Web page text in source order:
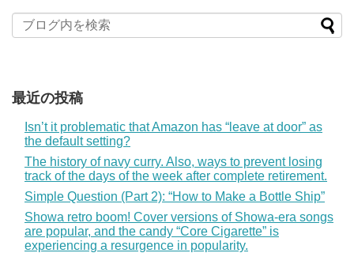
最近の投稿
Isn’t it problematic that Amazon has “leave at door” as
the default setting?
The history of navy curry. Also, ways to prevent losing
track of the days of the week after complete retirement.
Simple Question (Part 2): “How to Make a Bottle Ship”
Showa retro boom! Cover versions of Showa-era songs
are popular, and the candy “Core Cigarette” is
experiencing a resurgence in popularity.